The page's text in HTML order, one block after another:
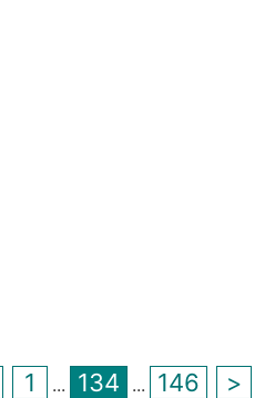
1 ... 134 ... 146 >